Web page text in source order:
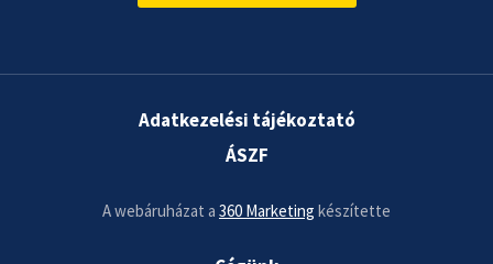
Adatkezelési tájékoztató
ÁSZF
A webáruházat a 360 Marketing készítette